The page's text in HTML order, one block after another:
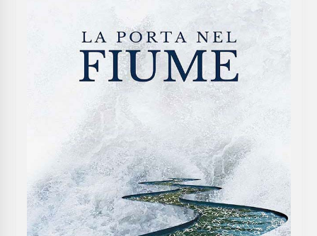
“Albero chi?” senso dell’iniziativa
7 anni ago
La via fluida e il federalismo dei bisogni
7 anni ago
Il Paleocalcio
7 anni ago
Lo stagno delle gambusie